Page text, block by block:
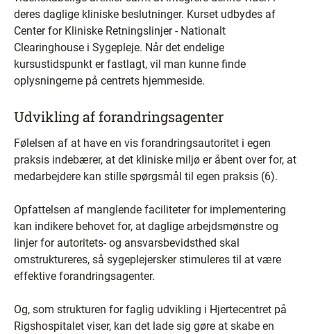
deres daglige kliniske beslutninger. Kurset udbydes af
Center for Kliniske Retningslinjer - Nationalt
Clearinghouse i Sygepleje. Når det endelige
kursustidspunkt er fastlagt, vil man kunne finde
oplysningerne på centrets hjemmeside.
Udvikling af forandringsagenter
Følelsen af at have en vis forandringsautoritet i egen
praksis indebærer, at det kliniske miljø er åbent over for, at
medarbejdere kan stille spørgsmål til egen praksis (6).
Opfattelsen af manglende faciliteter for implementering
kan indikere behovet for, at daglige arbejdsmønstre og
linjer for autoritets- og ansvarsbevidsthed skal
omstruktureres, så sygeplejersker stimuleres til at være
effektive forandringsagenter.
Og, som strukturen for faglig udvikling i Hjertecentret på
Rigshospitalet viser, kan det lade sig gøre at skabe en